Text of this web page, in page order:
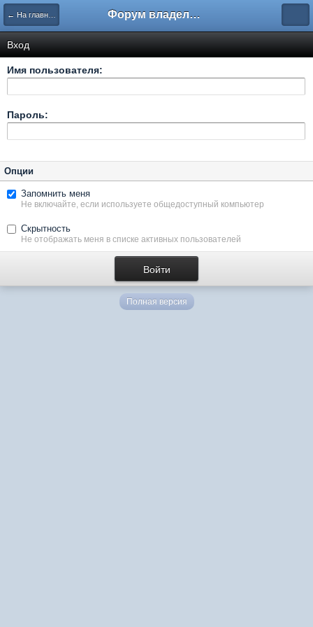
← На главную Форум владельцев интернет-магазинов
Вход
Имя пользователя:
Пароль:
Опции
Запомнить меня
Не включайте, если используете общедоступный компьютер
Скрытность
Не отображать меня в списке активных пользователей
Полная версия